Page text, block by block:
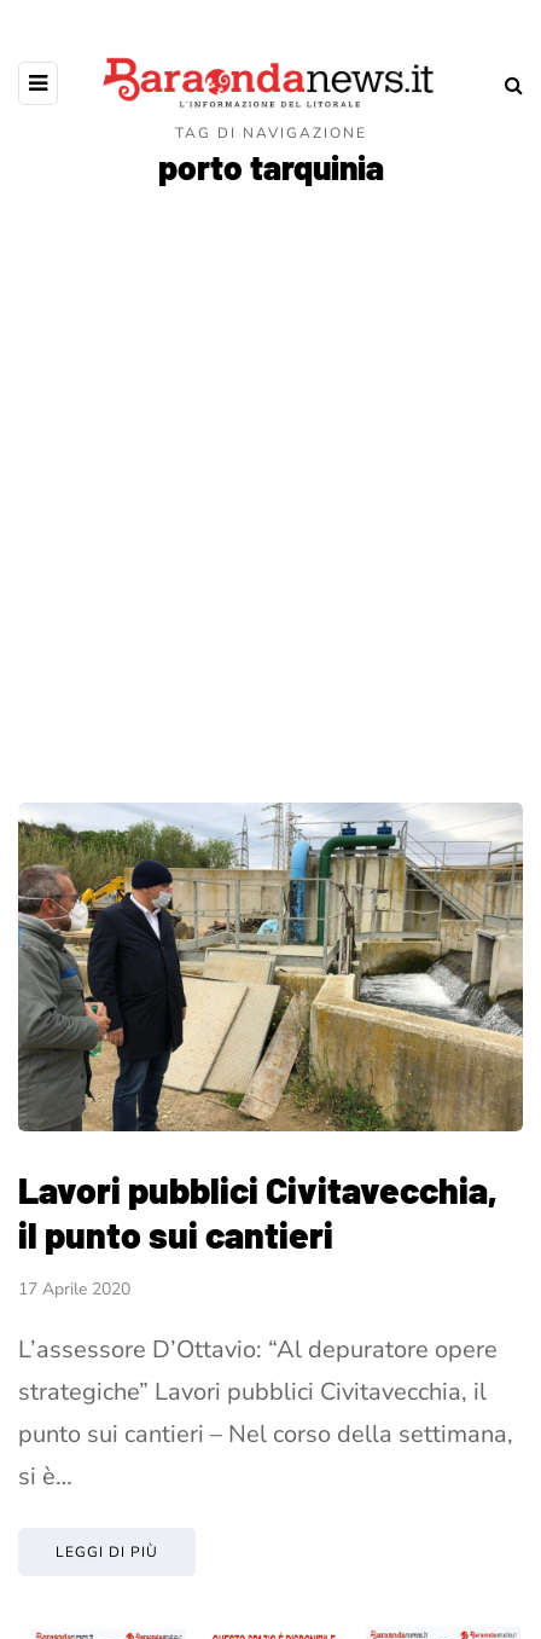
TAG DI NAVIGAZIONE
porto tarquinia
Lavori pubblici Civitavecchia,
il punto sui cantieri
17 Aprile 2020
L’assessore D’Ottavio: “Al depuratore opere
strategiche” Lavori pubblici Civitavecchia, il
punto sui cantieri – Nel corso della settimana,
si è…
LEGGI DI PIÙ